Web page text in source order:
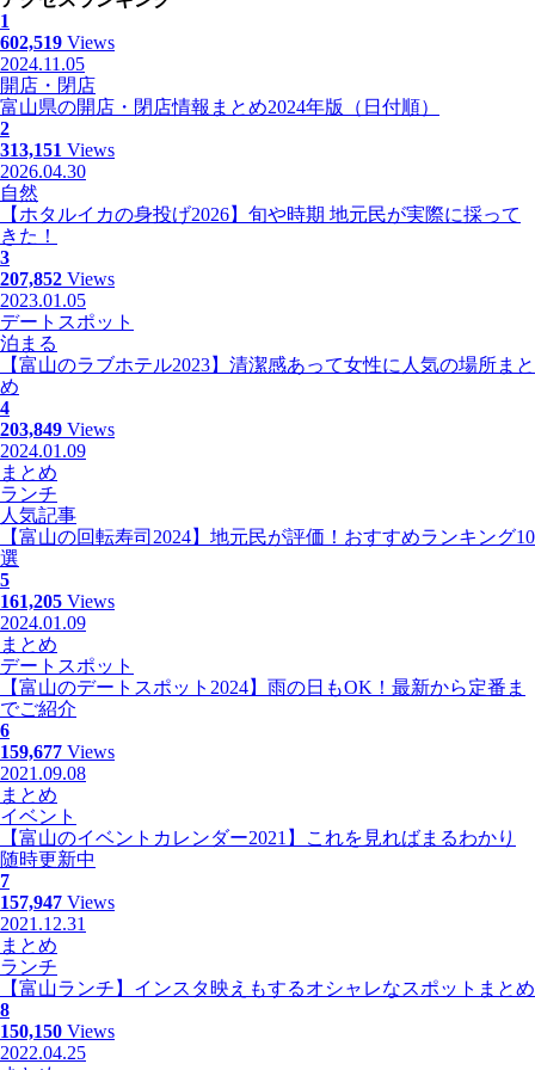
1
602,519 Views
2024.11.05
開店・閉店
富山県の開店・閉店情報まとめ2024年版（日付順）
2
313,151 Views
2026.04.30
自然
【ホタルイカの身投げ2026】旬や時期 地元民が実際に採って
きた！
3
207,852 Views
2023.01.05
デートスポット
泊まる
【富山のラブホテル2023】清潔感あって女性に人気の場所まと
め
4
203,849 Views
2024.01.09
まとめ
ランチ
人気記事
【富山の回転寿司2024】地元民が評価！おすすめランキング10
選
5
161,205 Views
2024.01.09
まとめ
デートスポット
【富山のデートスポット2024】雨の日もOK！最新から定番ま
でご紹介
6
159,677 Views
2021.09.08
まとめ
イベント
【富山のイベントカレンダー2021】これを見ればまるわかり
随時更新中
7
157,947 Views
2021.12.31
まとめ
ランチ
【富山ランチ】インスタ映えもするオシャレなスポットまとめ
8
150,150 Views
2022.04.25